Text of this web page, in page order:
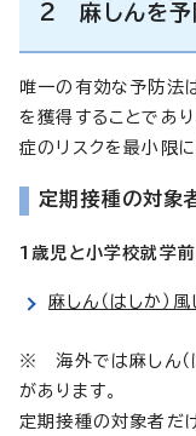
2 麻しんを予
唯一の有効な予防法
を獲得することであ
症のリスクを最小限
定期接種の対象
1歳児と小学校就学前
麻しん（はしか）
※ 海外では麻しん（
があります。
定期接種の対象者だ